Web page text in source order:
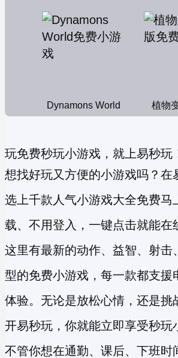
Dynamons World 植物
玩免费秒玩小游戏，就上易秒玩
想找好玩又方便的小游戏吗？在
选上千款人气小游戏大全免费马
载、不用登入，一键点击就能在
这里有最新的动作、益智、射击
型的免费小游戏 ，每一款都支
体验。无论是放松心情，还是挑
开易秒玩，你就能立即享受秒玩
不管你想在通勤、课后、下班时